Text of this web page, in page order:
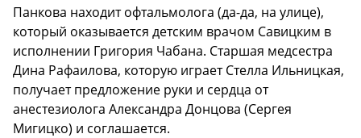
Панкова находит офтальмолога (да-да, на улице),
который оказывается детским врачом Савицким в
исполнении Григория Чабана. Старшая медсестра
Дина Рафаилова, которую играет Стелла Ильницкая,
получает предложение руки и сердца от
анестезиолога Александра Донцова (Сергея
Мигицко) и соглашается.